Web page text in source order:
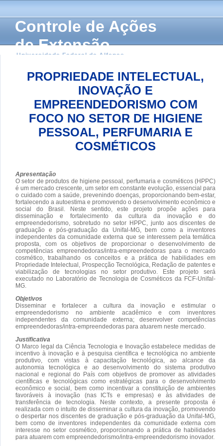
Controle de Ações
de Extensão
Universidade Federal de Alfenas
PROPRIEDADE INTELECTUAL,
INOVAÇÃO E
EMPREENDEDORISMO COM
FOCO NO SETOR DE HIGIENE
PESSOAL, PERFUMARIA E
COSMÉTICOS
Apresentação
O setor de produtos de higiene pessoal, perfumaria e cosméticos (HPPC)
é um mercado crescente, um setor em constante evolução, essencial para
o cuidado com a saúde, prevenindo doenças, proporcionando bem-estar,
fortalecendo a autoestima e promovendo o desenvolvimento econômico e
social do Brasil. Neste sentido, este projeto propõe ações para
disseminação e fortalecimento da cultura da inovação e do
empreendedorismo, sobretudo no setor HPPC, junto aos discentes de
graduação e pós-graduação da Unifal-MG, bem como a inventores
independentes da comunidade externa que se interessem pela temática
proposta, com os objetivos de proporcionar o desenvolvimento de
competências empreendedoras/intra-empreendedoras para o mercado
cosmético, trabalhando os conceitos e a prática de habilidades em
Propriedade Intelectual, Prospecção Tecnológica, Redação de patentes e
viabilização de tecnologias no setor produtivo. Este projeto será
executado no Laboratório de Tecnologia de Cosméticos da FCF-Unifal-
MG.
Objetivos
Disseminar e fortalecer a cultura da inovação e estimular o
empreendedorismo no ambiente acadêmico e com inventores
independentes da comunidade externa; desenvolver competências
empreendedoras/intra-empreendedoras para atuarem neste mercado.
Justificativa
O Marco legal da Ciência Tecnologia e Inovação estabelece medidas de
incentivo à inovação e à pesquisa científica e tecnológica no ambiente
produtivo, com vistas à capacitação tecnológica, ao alcance da
autonomia tecnológica e ao desenvolvimento do sistema produtivo
nacional e regional do País com objetivos de promover as atividades
científicas e tecnológicas como estratégicas para o desenvolvimento
econômico e social, bem como incentivar a constituição de ambientes
favoráveis à inovação (nas ICTs e empresas) e às atividades de
transferência de tecnologia. Neste contexto, a presente proposta é
realizada com o intuito de disseminar a cultura da inovação, promovendo
o despertar nos discentes de graduação e pós-graduação da Unifal-MG,
bem como de inventores independentes da comunidade externa com
interesse no setor cosmético, proporcionando a prática de habilidades
para atuarem com empreendedorismo/intra-empreendedorismo inovador.